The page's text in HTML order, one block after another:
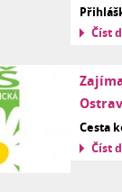
Číst
Cesta
Číst